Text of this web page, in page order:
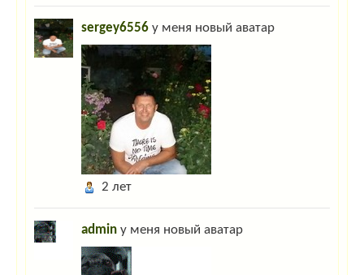
sergey6556 у меня новый аватар
2 лет
admin у меня новый аватар